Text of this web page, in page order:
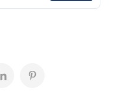
LinkedInPinterest